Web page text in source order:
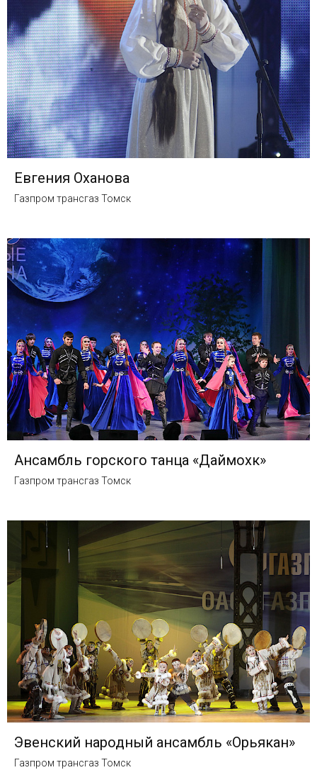
Евгения Оханова
Газпром трансгаз Томск
Ансамбль горского танца «Даймохк»
Газпром трансгаз Томск
Эвенский народный ансамбль «Орьякан»
Газпром трансгаз Томск